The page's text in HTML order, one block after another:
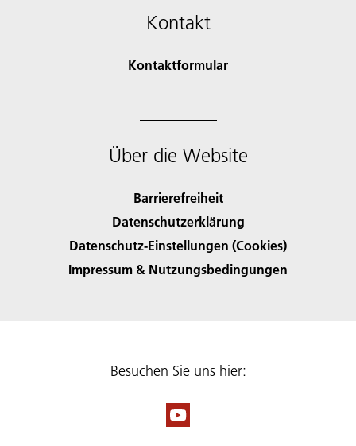
Kontakt
Kontaktformular
Über die Website
Barrierefreiheit
Datenschutzerklärung
Datenschutz-Einstellungen (Cookies)
Impressum & Nutzungsbedingungen
Besuchen Sie uns hier: